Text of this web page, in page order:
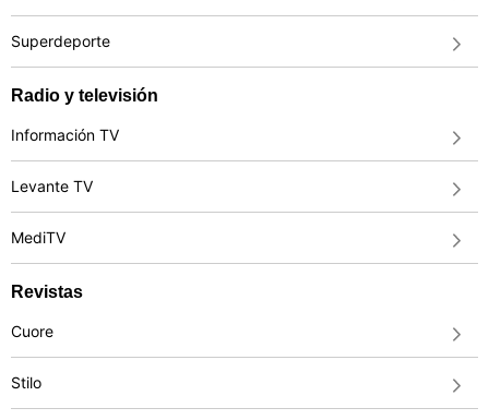
Superdeporte
Radio y televisión
Información TV
Levante TV
MediTV
Revistas
Cuore
Stilo